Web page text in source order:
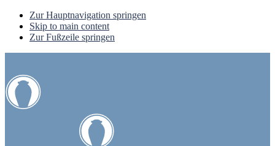
Zur Hauptnavigation springen
Skip to main content
Zur Fußzeile springen